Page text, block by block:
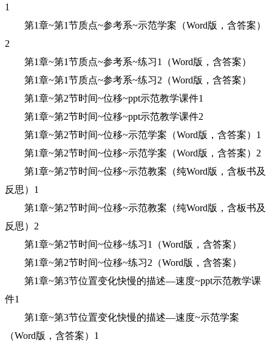
1
第1章~第1节质点~参考系~示范学案（Word版，含答案）
2
第1章~第1节质点~参考系~练习1（Word版，含答案）
第1章~第1节质点~参考系~练习2（Word版，含答案）
第1章~第2节时间~位移~ppt示范教学课件1
第1章~第2节时间~位移~ppt示范教学课件2
第1章~第2节时间~位移~示范学案（Word版，含答案）1
第1章~第2节时间~位移~示范学案（Word版，含答案）2
第1章~第2节时间~位移~示范教案（纯Word版，含板书及
反思）1
第1章~第2节时间~位移~示范教案（纯Word版，含板书及
反思）2
第1章~第2节时间~位移~练习1（Word版，含答案）
第1章~第2节时间~位移~练习2（Word版，含答案）
第1章~第3节位置变化快慢的描述—速度~ppt示范教学课
件1
第1章~第3节位置变化快慢的描述—速度~示范学案
（Word版，含答案）1